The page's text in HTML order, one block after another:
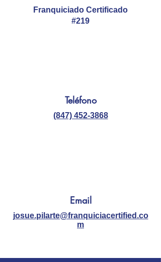
Franquiciado Certificado
#219
Teléfono
(847) 452-3868
Email
josue.pilarte@franquiciacertified.co
m